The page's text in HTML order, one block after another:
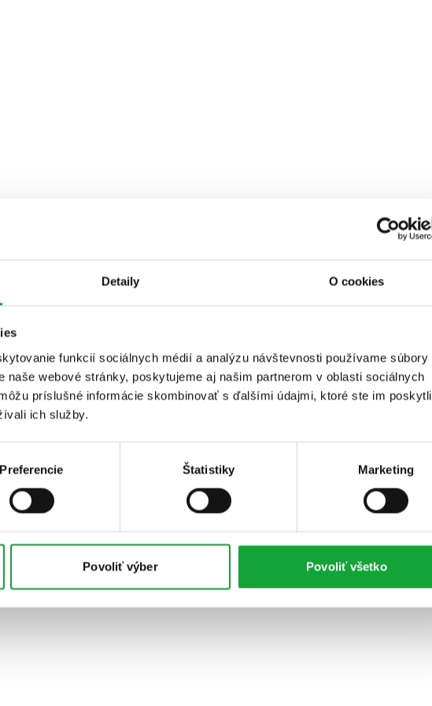
Detaily O cookies
funkcií sociálnych médií a analýzu návštevnosti používame súbory
naše webové stránky, poskytujeme aj našim partnerom v oblasti sociálnych
príslušné informácie skombinovať s ďalšími údajmi, ktoré ste im poskytli
ich služby.
Preferencie Štatistiky Marketing
Povoliť výber Povoliť všetko